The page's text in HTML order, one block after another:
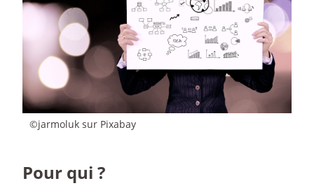
©jarmoluk sur Pixabay
Pour qui ?